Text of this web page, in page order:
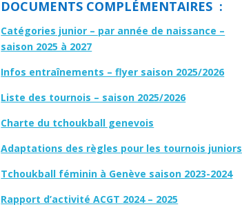
DOCUMENTS COMPLÉMENTAIRES :
Catégories junior – par année de naissance –
saison 2025 à 2027
Infos entraînements – flyer saison 2025/2026
Liste des tournois – saison 2025/2026
Charte du tchoukball genevois
Adaptations des règles pour les tournois juniors
Tchoukball féminin à Genève saison 2023-2024
Rapport d’activité ACGT 2024 – 2025